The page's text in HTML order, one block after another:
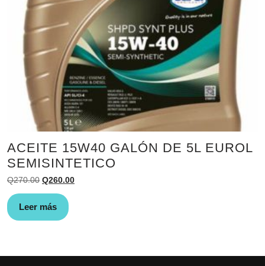
ACEITE 15W40 GALÓN DE 5L EUROL
SEMISINTETICO
Q270.00 El
precio
original
Q260.00El
Leer más